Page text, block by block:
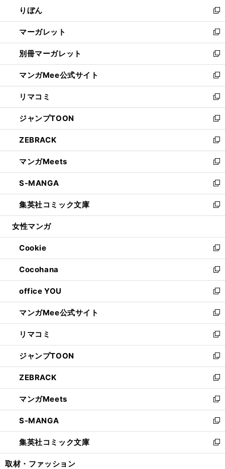
く
で
開
く
ド
ウ
で
開
く
ィ
ン
ド
ウ
で
開
く
りぼん
新
し
い
ウ
ィ
ン
ド
ウ
で
開
く
マーガレット
新
し
い
ウ
ィ
ン
ド
ウ
で
開
く
別冊マーガレット
新
し
い
ウ
ィ
ン
ド
ウ
で
開
く
マンガMee公式サイト
新
し
い
ウ
ィ
ン
ド
ウ
で
開
く
リマコミ
新
し
い
ウ
ィ
ン
ド
ウ
で
開
く
ジャンプTOON
新
し
い
ウ
ィ
ン
ド
ウ
で
開
ZEBRACK
新
し
い
ウ
ィ
ン
ド
ウ
開
く
マンガMeets
新
し
い
ウ
ィ
ン
ウ
で
開
く
S-MANGA
新
し
い
ウ
ン
ド
ウ
で
開
く
集英社コミック文庫
新
し
ウ
ィ
ン
ド
ウ
で
開
く
女性マンガ
Cookie
新
し
い
ウ
ィ
ン
ド
ウ
で
開
く
Cocohana
新
し
い
ウ
ィ
ン
ド
ウ
で
開
く
office YOU
新
し
い
ウ
ィ
ン
ド
ウ
で
開
く
マンガMee公式サイト
新
し
い
ウ
ィ
ン
ド
ウ
で
開
く
リマコミ
新
し
い
ウ
ィ
ン
ド
ウ
で
開
く
ジャンプTOON
新
し
い
ウ
ィ
ン
ド
ウ
で
開
ZEBRACK
新
し
い
ウ
ィ
ン
ド
ウ
マンガMeets
新
し
い
ウ
ィ
ン
S-MANGA
新
し
い
ウ
集英社コミック文庫
新
し
取材・ファッション